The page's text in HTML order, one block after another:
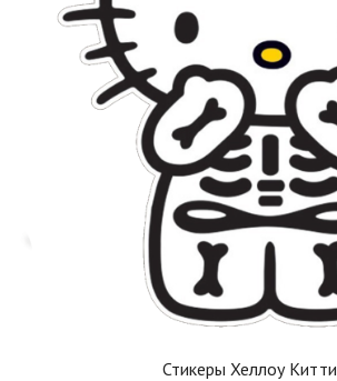
Стикеры Хеллоу Китти